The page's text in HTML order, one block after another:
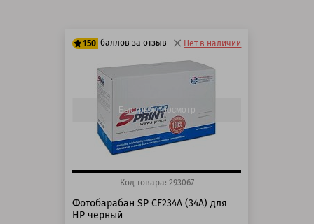
150 баллов за отзыв
125 баллов
150 баллов
Нет в наличии
Быстрый просмотр
Код товара: 293067
Фотобарабан SP CF234A (34A) для
HP черный